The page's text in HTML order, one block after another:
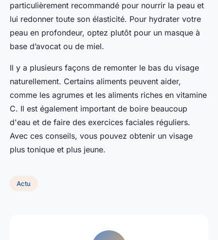
particulièrement recommandé pour nourrir la peau et
lui redonner toute son élasticité. Pour hydrater votre
peau en profondeur, optez plutôt pour un masque à
base d’avocat ou de miel.
Il y a plusieurs façons de remonter le bas du visage
naturellement. Certains aliments peuvent aider,
comme les agrumes et les aliments riches en vitamine
C. Il est également important de boire beaucoup
d'eau et de faire des exercices faciales réguliers.
Avec ces conseils, vous pouvez obtenir un visage
plus tonique et plus jeune.
Actu